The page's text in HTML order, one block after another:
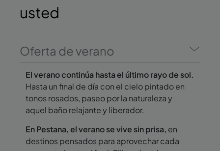
usted
Oferta de verano
El verano continúa hasta el último rayo de sol.
Hasta un final de día con el cielo pintado en
tonos rosados, paseo por la naturaleza y
aquel baño relajante y liberador.
En Pestana, el verano se vive sin prisa, en
destinos pensados para aprovechar cada